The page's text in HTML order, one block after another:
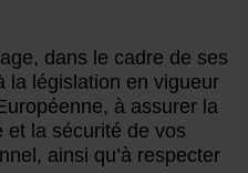
dans le cadre de ses
la législation en vigueur
à assurer la
et la sécurité de vos
ainsi qu’à respecter